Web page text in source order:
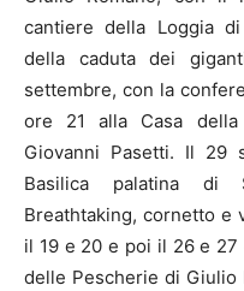
cantiere della Loggia
della caduta dei
settembre, con la
ore 21 alla Casa della
Giovanni Pasetti. Il 29
Basilica palatina di
Breathtaking, cornetto e
il 19 e 20 e poi il 26 e
delle Pescherie di Giulio